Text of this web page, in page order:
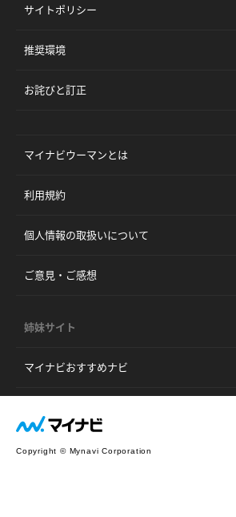
サイトポリシー
推奨環境
お詫びと訂正
マイナビウーマンとは
利用規約
個人情報の取扱いについて
ご意見・ご感想
姉妹サイト
マイナビおすすめナビ
Copyright © Mynavi Corporation